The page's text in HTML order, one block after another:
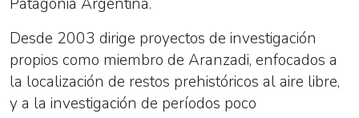
Patagonia Argentina.
Desde 2003 dirige proyectos de investigación
propios como miembro de Aranzadi, enfocados a
la localización de restos prehistóricos al aire libre,
y a la investigación de períodos poco